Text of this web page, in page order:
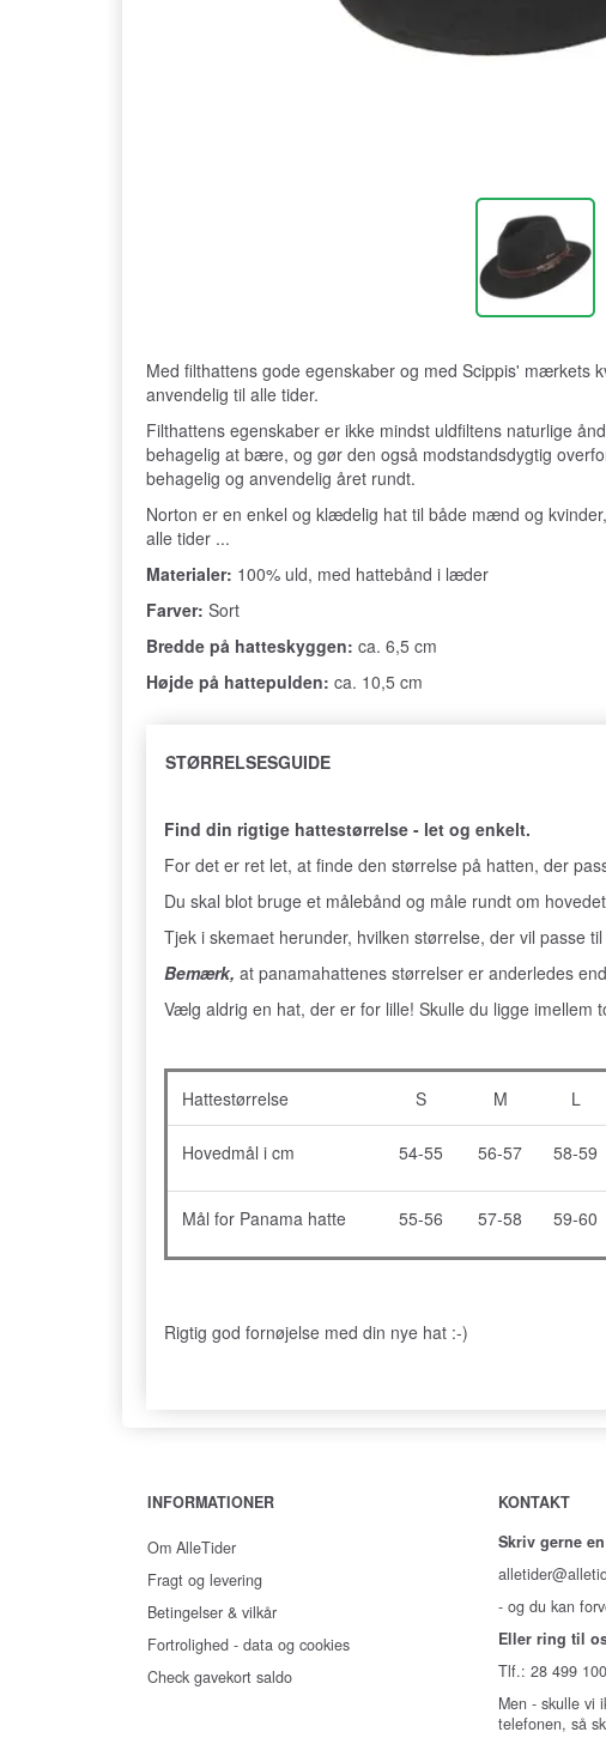
Med filthattens gode egenskaber og med Scippis' mærkets
anvendelig til alle tider.
Filthattens egenskaber er ikke mindst uldfiltens naturlige
behagelig at bære, og gør den også modstandsdygtig
behagelig og anvendelig året rundt.
Norton er en enkel og klædelig hat til både mænd og
alle tider ...
Materialer: 100% uld, med hattebånd i læder
Farver: Sort
Bredde på hatteskyggen: ca. 6,5 cm
Højde på hattepulden: ca. 10,5 cm
STØRRELSESGUIDE
Find din rigtige hattestørrelse - let og enkelt.
For det er ret let, at finde den størrelse på hatten, der
Du skal blot bruge et målebånd og måle rundt om
Tjek i skemaet herunder, hvilken størrelse, der vil passe
Bemærk, at panamahattenes størrelser er anderledes
Vælg aldrig en hat, der er for lille! Skulle du ligge
Hattestørrelse S M L
Hovedmål i cm 54-55 56-57 58-59
Mål for Panama hatte 55-56 57-58 59-60
Rigtig god fornøjelse med din nye hat :-)
INFORMATIONER
Om AlleTider
Fragt og levering
Betingelser & vilkår
Fortrolighed - data og cookies
Check gavekort saldo
KONTAKT
Skriv gerne
- og du kan
Eller ring til
Tlf.: 28 499 100
Men - skulle vi
telefonen, så